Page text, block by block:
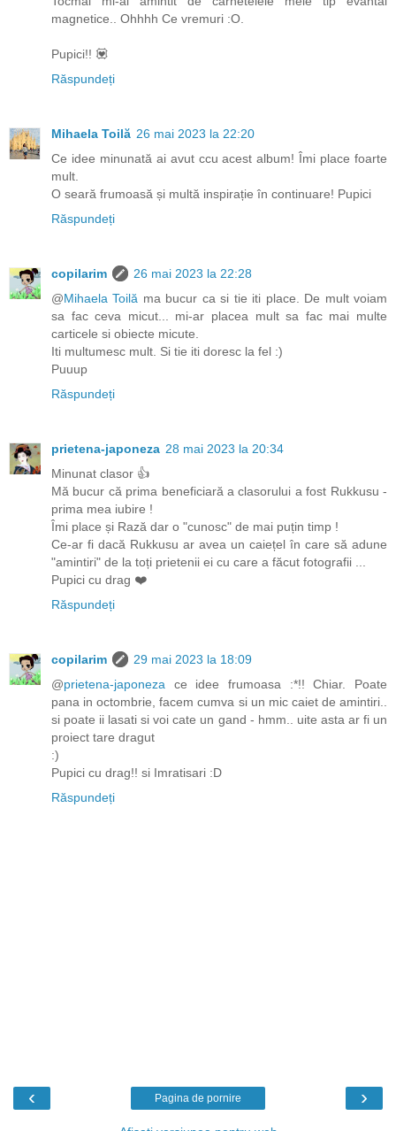
magnetice.. Ohhhh Ce vremuri :O.
Pupici!! 💟
Răspundeți
Mihaela Toilă 26 mai 2023 la 22:20
Ce idee minunată ai avut ccu acest album! Îmi place foarte
mult.
O seară frumoasă și multă inspirație în continuare! Pupici
Răspundeți
copilarim
26 mai 2023 la 22:28
@Mihaela Toilă ma bucur ca si tie iti place. De mult voiam
sa fac ceva micut... mi-ar placea mult sa fac mai multe
carticele si obiecte micute.
Iti multumesc mult. Si tie iti doresc la fel :)
Puuup
Răspundeți
prietena-japoneza 28 mai 2023 la 20:34
Minunat clasor 👍
Mă bucur că prima beneficiară a clasorului a fost Rukkusu -
prima mea iubire !
Îmi place și Rază dar o "cunosc" de mai puțin timp !
Ce-ar fi dacă Rukkusu ar avea un caiețel în care să adune
"amintiri" de la toți prietenii ei cu care a făcut fotografii ...
Pupici cu drag ❤️
Răspundeți
copilarim
29 mai 2023 la 18:09
@prietena-japoneza ce idee frumoasa :*!! Chiar. Poate
pana in octombrie, facem cumva si un mic caiet de amintiri..
si poate ii lasati si voi cate un gand - hmm.. uite asta ar fi un
proiect tare dragut
:)
Pupici cu drag!! si Imratisari :D
Răspundeți
‹ ›
Pagina de pornire